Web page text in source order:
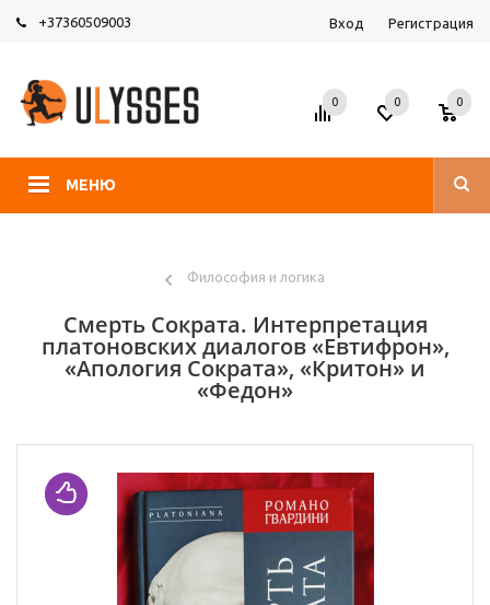
+37360509003 Вход Регистрация
МЕНЮ
0 0 0
Философия и логика
Смерть Сократа. Интерпретация
платоновских диалогов «Евтифрон»,
«Апология Сократа», «Критон» и
«Федон»